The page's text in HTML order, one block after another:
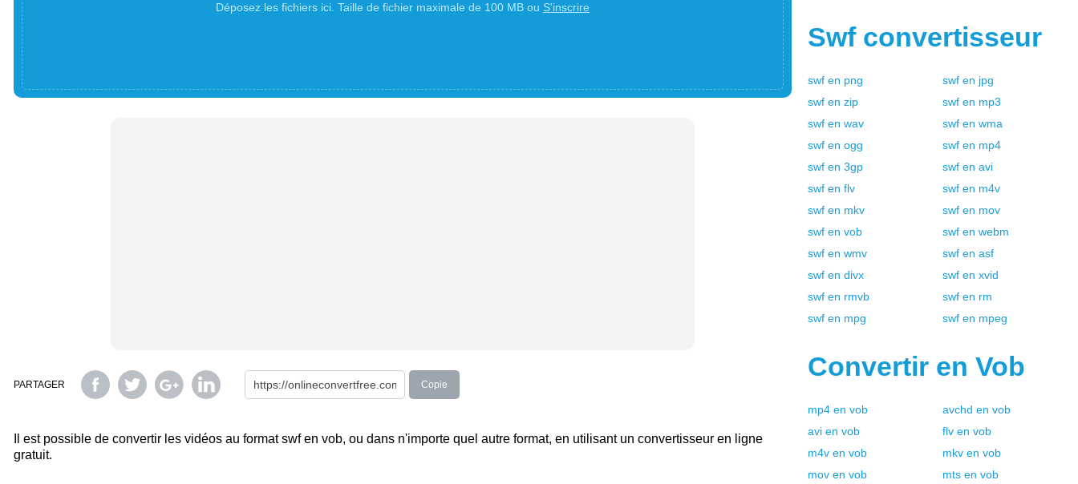
Déposez les fichiers ici. Taille de fichier maximale de 100 MB ou S'inscrire
PARTAGER Copie
Il est possible de convertir les vidéos au format swf en vob, ou dans n'importe quel autre format, en utilisant un convertisseur en ligne
gratuit.
Swf convertisseur
swf en png swf en jpg
swf en zip swf en mp3
swf en wav swf en wma
swf en ogg swf en mp4
swf en 3gp swf en avi
swf en flv swf en m4v
swf en mkv swf en mov
swf en vob swf en webm
swf en wmv swf en asf
swf en divx swf en xvid
swf en rmvb swf en rm
swf en mpg swf en mpeg
Convertir en Vob
mp4 en vob avchd en vob
avi en vob flv en vob
m4v en vob mkv en vob
mov en vob mts en vob